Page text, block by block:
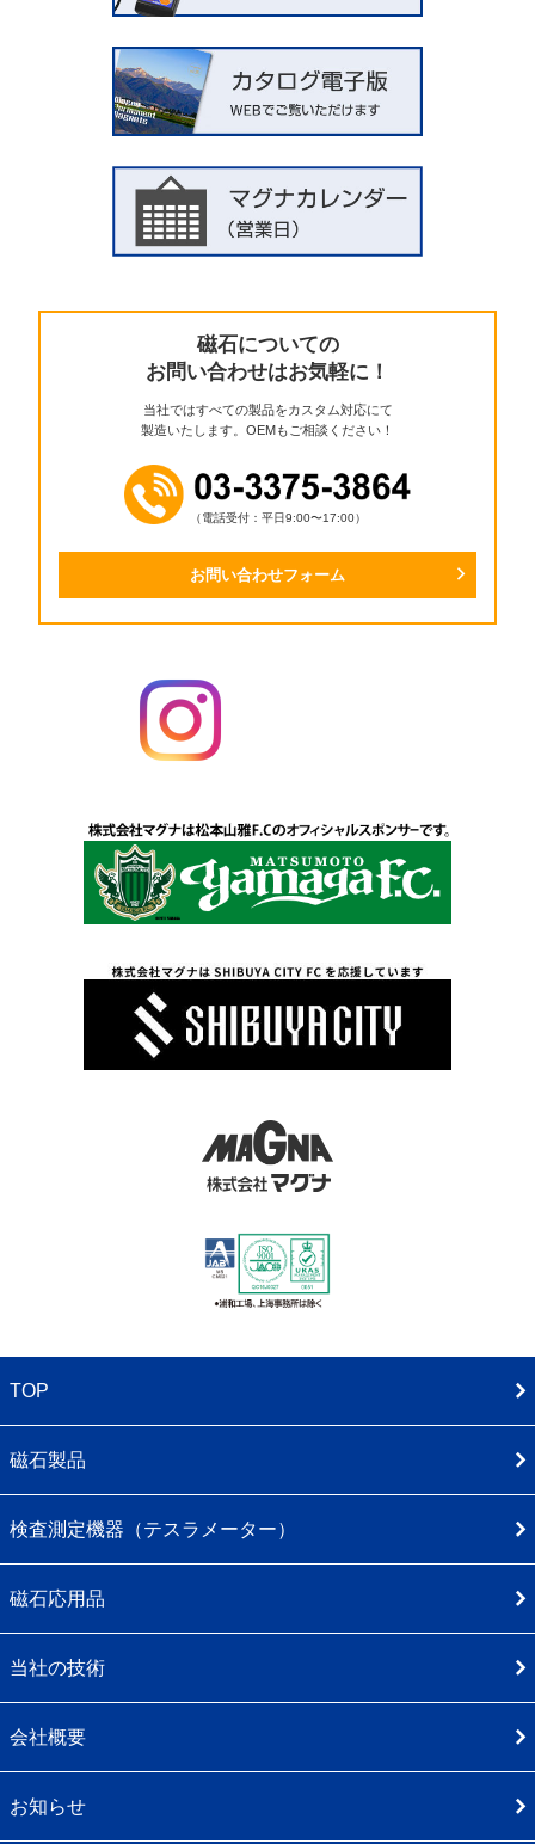
磁石についての
お問い合わせはお気軽に！
当社ではすべての製品をカスタム対応にて
製造いたします。OEMもご相談ください！
（電話受付：平日9:00〜17:00）
お問い合わせフォーム
TOP
磁石製品
検査測定機器（テスラメーター）
磁石応用品
当社の技術
会社概要
お知らせ